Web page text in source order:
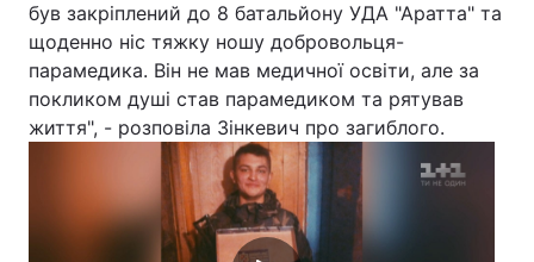
був закріплений до 8 батальйону УДА "Аратта" та
щоденно ніс тяжку ношу добровольця-
парамедика. Він не мав медичної освіти, але за
покликом душі став парамедиком та рятував
життя", - розповіла Зінкевич про загиблого.